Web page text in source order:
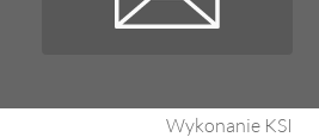
Wykonanie KSI